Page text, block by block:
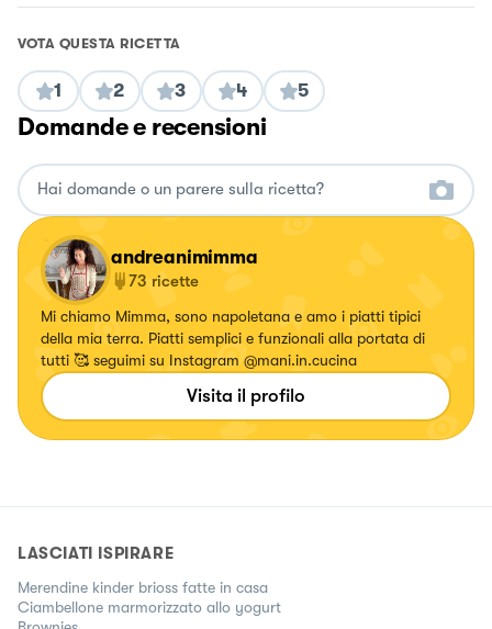
VOTA QUESTA RICETTA
1 2 3 4 5
Domande e recensioni
andreanimimma
73 ricette
Mi chiamo Mimma, sono napoletana e amo i piatti tipici
della mia terra. Piatti semplici e funzionali alla portata di
tutti 🥰 seguimi su Instagram @mani.in.cucina
Visita il profilo
LASCIATI ISPIRARE
Merendine kinder brioss fatte in casa
Ciambellone marmorizzato allo yogurt